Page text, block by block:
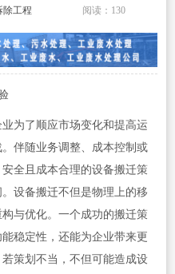
除工程 阅读： 130
为了顺应市场变化和提高运
伴随业务调整、成本控制或
全且成本合理的设备搬迁策
设备搬迁不但是物理上的移
与优化。一个成功的搬迁策
稳定性，还能为企业带来更
策划不当，不但可能造成设